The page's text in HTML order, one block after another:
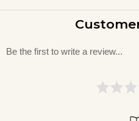
Be the first to write a review...